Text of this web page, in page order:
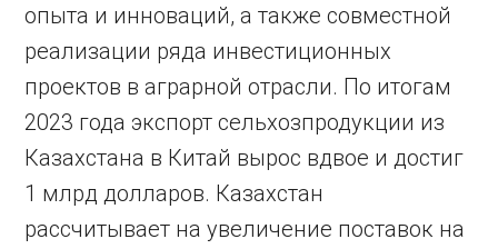
опыта и инноваций, а также совместной
реализации ряда инвестиционных
проектов в аграрной отрасли. По итогам
2023 года экспорт сельхозпродукции из
Казахстана в Китай вырос вдвое и достиг
1 млрд долларов. Казахстан
рассчитывает на увеличение поставок на